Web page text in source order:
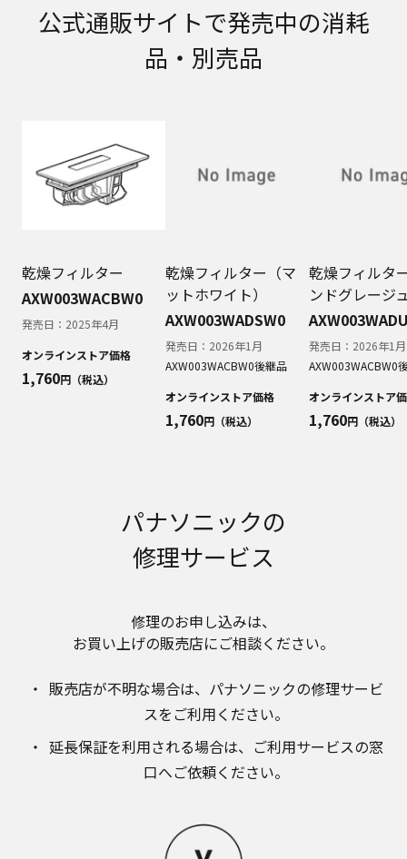
公式通販サイトで発売中の消耗
品・別売品
乾燥フィルター
AXW003WACBW0
発売日： 2025年4月
オンラインストア価格
1,760円（税込）
乾燥フィルター（マ
ットホワイト）
AXW003WADSW0
発売日： 2026年1月
AXW003WACBW0後継品
オンラインストア価格
1,760円（税込）
乾燥フィルタ
ンドグレージ
発売日： 2026年1月
AXW003WACBW0
オンラインストア
1,760円（税込）
パナソニックの
修理サービス
修理のお申し込みは、​
お買い上げの販売店にご相談ください。​
販売店が不明な場合は、​パナソニックの修理サービ
スをご利用ください。​
延長保証を利用される場合は、​ご利用サービスの窓
口へご依頼ください。